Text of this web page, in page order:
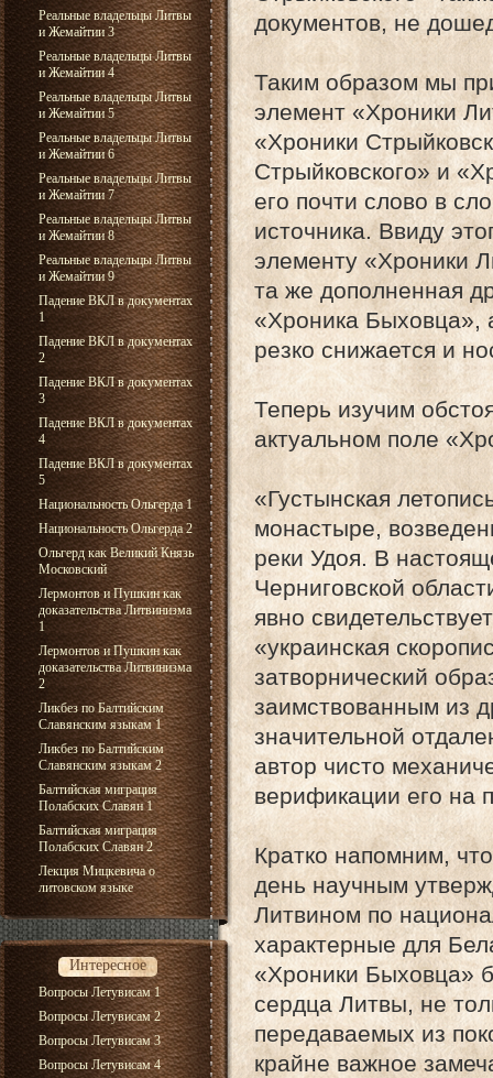
Реальные владельцы Литвы
и Жемайтии 3
Реальные владельцы Литвы
и Жемайтии 4
Реальные владельцы Литвы
и Жемайтии 5
Реальные владельцы Литвы
и Жемайтии 6
Реальные владельцы Литвы
и Жемайтии 7
Реальные владельцы Литвы
и Жемайтии 8
Реальные владельцы Литвы
и Жемайтии 9
Падение ВКЛ в документах
1
Падение ВКЛ в документах
2
Падение ВКЛ в документах
3
Падение ВКЛ в документах
4
Падение ВКЛ в документах
5
Национальность Ольгерда 1
Национальность Ольгерда 2
Ольгерд как Великий Князь
Московский
Лермонтов и Пушкин как
доказательства Литвинизма
1
Лермонтов и Пушкин как
доказательства Литвинизма
2
Ликбез по Балтийским
Славянским языкам 1
Ликбез по Балтийским
Славянским языкам 2
Балтийская миграция
Полабских Славян 1
Балтийская миграция
Полабских Славян 2
Лекция Мицкевича о
литовском языке
Интересное
Вопросы Летувисам 1
Вопросы Летувисам 2
Вопросы Летувисам 3
Вопросы Летувисам 4
документов, не
Таким образом мы
элемент «Хроники
«Хроники
Стрыйковского» и
его почти слово в
источника. Ввиду
элементу «Хроники
та же дополненная
«Хроника Быховца»,
резко снижается и
Теперь изучим
актуальном поле
«Густынская
монастыре,
реки Удоя. В
Черниговской
явно
«украинская
затворнический
заимствованным из
значительной
автор чисто
верификации его на
Кратко напомним,
день научным
Литвином по
характерные для
«Хроники Быховца»
сердца Литвы, не
передаваемых из
крайне важное